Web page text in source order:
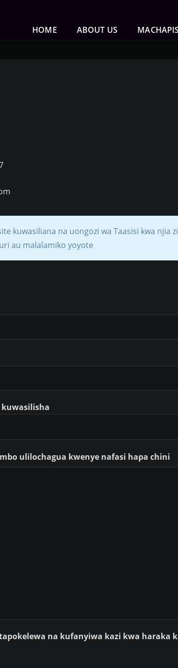
HOME ABOUT US
kuwasiliana na uongozi wa Taasisi kwa
au malalamiko yoyote
ulilochagua kwenye nafasi hapa chini
na kufanyiwa kazi kwa